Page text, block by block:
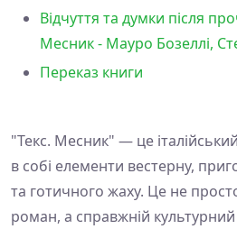
Відчуття та думки після
Месник - Мауро Бозеллі,
Переказ книги
"Текс. Месник" — це
в собі елементи вестерну,
та готичного жаху. Це не
роман, а справжній